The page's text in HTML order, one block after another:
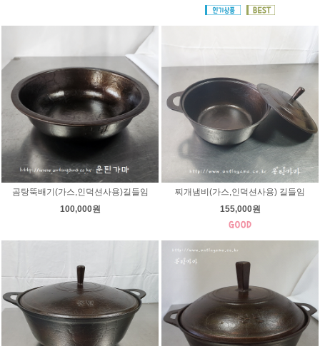
곰탕뚝배기(가스,인덕션사용)길들임
100,000원
찌개냄비(가스,인덕션사용) 길들임
155,000원